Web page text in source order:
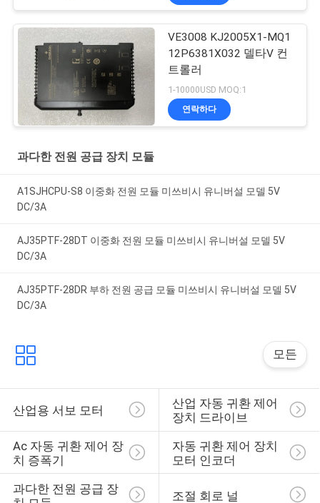
VE3008 KJ2005X1-MQ1
12P6381X032 델타V 컨
트롤러
1-10000USD MOQ:1
연락하다
과다한 전원 공급 장치 모듈
A1SJHCPU-S8 이중화 전원 모듈 미쓰비시 유니버설 모델 5V
DC/3A
AJ35PTF-28DT 이중화 전원 모듈 미쓰비시 유니버설 모델 5V
DC/3A
AJ35PTF-28DR 부하 전원 공급 모듈 미쓰비시 유니버설 모델 5V
DC/3A
모든
산업용 서보 모터
산업 자동 귀환 제어
장치 드라이브
Ac 자동 귀환 제어 장
치 증폭기
자동 귀환 제어 장치
모터 인코더
과다한 전원 공급 장
조절 회로 널